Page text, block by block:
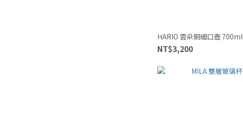
HARIO 雲朵銅細口壺 700ml
NT$3,200